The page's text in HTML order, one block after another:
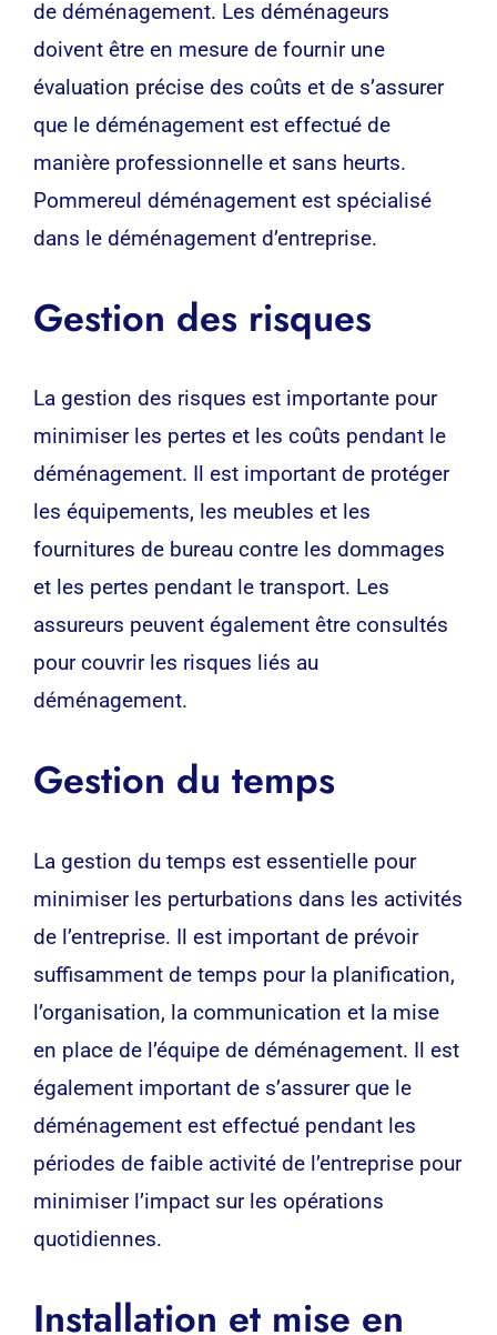
de déménagement. Les déménageurs
doivent être en mesure de fournir une
évaluation précise des coûts et de s’assurer
que le déménagement est effectué de
manière professionnelle et sans heurts.
Pommereul déménagement est spécialisé
dans le déménagement d’entreprise.
Gestion des risques
La gestion des risques est importante pour
minimiser les pertes et les coûts pendant le
déménagement. Il est important de protéger
les équipements, les meubles et les
fournitures de bureau contre les dommages
et les pertes pendant le transport. Les
assureurs peuvent également être consultés
pour couvrir les risques liés au
déménagement.
Gestion du temps
La gestion du temps est essentielle pour
minimiser les perturbations dans les activités
de l’entreprise. Il est important de prévoir
suffisamment de temps pour la planification,
l’organisation, la communication et la mise
en place de l’équipe de déménagement. Il est
également important de s’assurer que le
déménagement est effectué pendant les
périodes de faible activité de l’entreprise pour
minimiser l’impact sur les opérations
quotidiennes.
Installation et mise en